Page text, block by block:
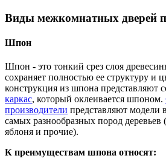
Виды межкомнатных дверей
Шпон
Шпон - это тонкий срез слоя
сохраняет полностью ее структуру и
конструкция из шпона представляют
каркас, который оклеивается шпоном.
производители представляют
самых разнообразных пород деревьев
яблоня и прочие).
К преимуществам шпона относят: